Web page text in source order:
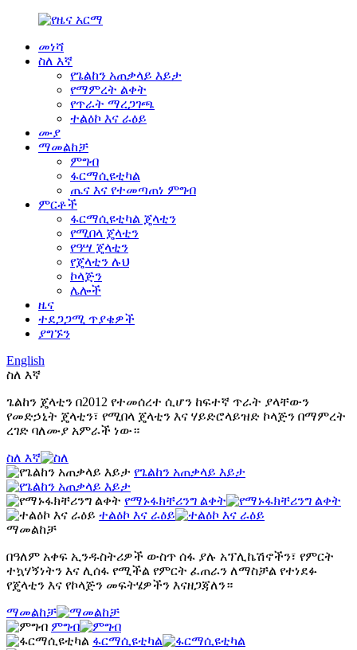
መነሻ
ስለ እኛ
የጌልከን አጠቃላይ እይታ
የማምረት ልቀት
የጥራት ማረጋገጫ
ተልዕኮ እና ራዕይ
ሙያ
ማመልከቻ
ምግብ
ፋርማሲዩቲካል
ጤና እና የተመጣጠነ ምግብ
ምርቶች
ፋርማሲዩቲካል ጄላቲን
የሚበላ ጄላቲን
የዓሣ ጄላቲን
የጄላቲን ሉህ
ኮላጅን
ሌሎች
ዜና
ተደጋጋሚ ጥያቄዎች
ያግኙን
English
ስለ እኛ
ጌልከን ጄላቲን በ2012 የተመሰረተ ሲሆን ከፍተኛ ጥራት ያላቸውን
የመድኃኒት ጄላቲን፣ የሚበላ ጄላቲን እና ሃይድሮላይዝድ ኮላጅን በማምረት
ረገድ ባለሙያ አምራች ነው።
ስለ እኛ
የጌልከን አጠቃላይ እይታ
የማኑፋክቸሪንግ ልቀት
ተልዕኮ እና ራዕይ
ማመልከቻ
በዓለም አቀፍ ኢንዱስትሪዎች ውስጥ ሰፋ ያሉ አፕሊኬሽኖችን፣ የምርት
ተኳሃኝነትን እና ሊሰፋ የሚችል የምርት ፈጠራን ለማስቻል የተነደፉ
የጄላቲን እና የኮላጅን መፍትሄዎችን እናዘጋጃለን።
ማመልከቻ
ምግብ
ፋርማሲዩቲካል